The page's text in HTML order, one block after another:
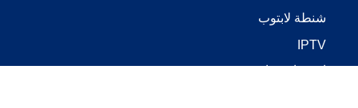
شنطة لابتوب
IPTV
استثمار عقاري